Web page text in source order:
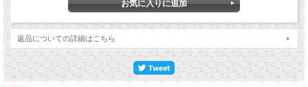
サイズが一目で分かる、襟のパイピングカラー
S：エンジ M：オレンジ L：ブラウン LL：グリーン 3L：ブルー
返品についての詳細はこちら